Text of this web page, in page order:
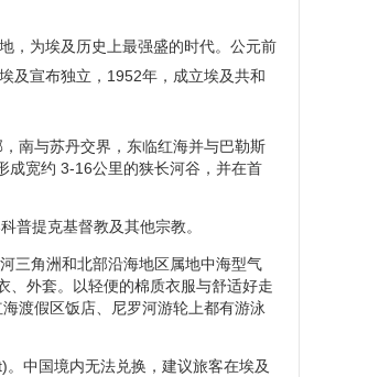
，为埃及历史上最强盛的时代。公元前
及宣布独立，1952年，成立埃及共和
南与苏丹交界，东临红海并与巴勒斯
成宽约 3-16公里的狭长河谷，并在首
普提克基督教及其他宗教。
三角洲和北部沿海地区属地中海型气
、外套。以轻便的棉质衣服与舒适好走
渡假区饭店、尼罗河游轮上都有游泳
中国境内无法兑换，建议旅客在埃及